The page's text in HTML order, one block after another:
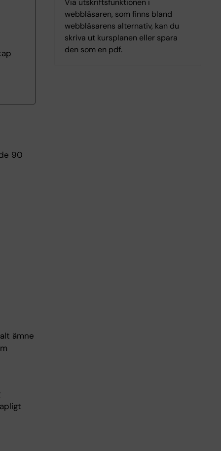
90
ämne
Via utskriftsfunktionen i
webbläsaren, som finns bland
webbläsarens alternativ, kan du
skriva ut kursplanen eller spara
den som en pdf.